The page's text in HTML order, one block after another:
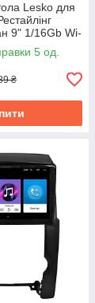
Lesko для
9" 1/16Gb Wi-
5 од.
₴